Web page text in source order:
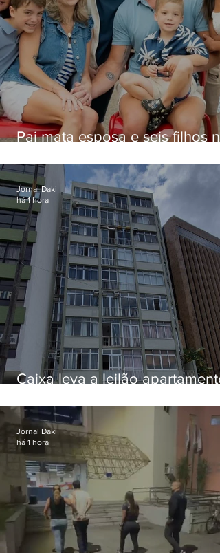
Pai mata esposa e seis filhos
Caixa leva a leilão apartamento
Botafogo
Jornal Daki
há 1 hora
Jornal Daki
há 1 hora